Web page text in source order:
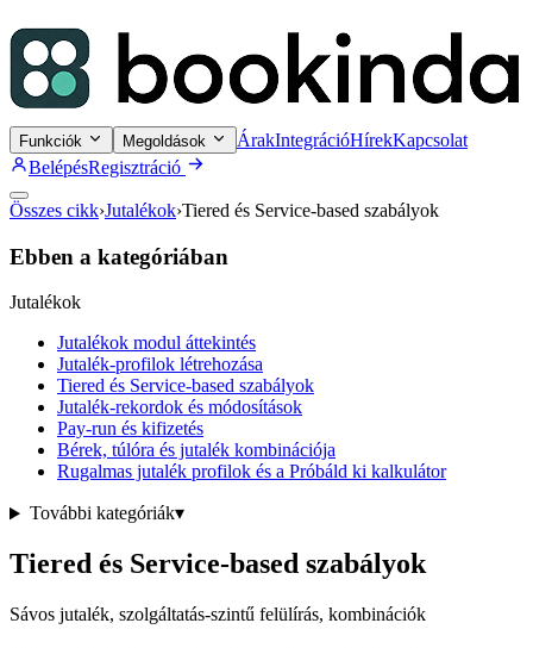
Funkciók Megoldások ÁrakIntegrációHírekKapcsolat
BelépésRegisztráció
Összes cikk›Jutalékok›Tiered és Service-based szabályok
Ebben a kategóriában
Jutalékok
Jutalékok modul áttekintés
Jutalék-profilok létrehozása
Tiered és Service-based szabályok
Jutalék-rekordok és módosítások
Pay-run és kifizetés
Bérek, túlóra és jutalék kombinációja
Rugalmas jutalék profilok és a Próbáld ki kalkulátor
További kategóriák▾
Tiered és Service-based szabályok
Sávos jutalék, szolgáltatás-szintű felülírás, kombinációk